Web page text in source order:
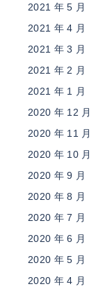
2021 年 5 月
2021 年 4 月
2021 年 3 月
2021 年 2 月
2021 年 1 月
2020 年 12 月
2020 年 11 月
2020 年 10 月
2020 年 9 月
2020 年 8 月
2020 年 7 月
2020 年 6 月
2020 年 5 月
2020 年 4 月